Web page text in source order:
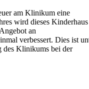
am Klinikum eine
wird dieses
an
verbessert. Dies ist
des Klinikums bei der